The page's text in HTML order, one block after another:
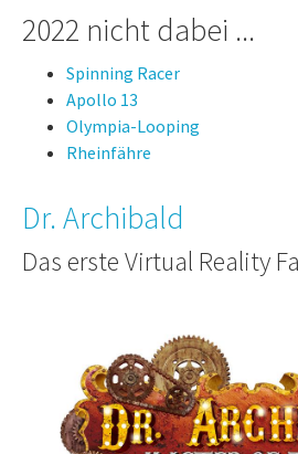
2022 nicht dabei ...
Spinning Racer
Apollo 13
Olympia-Looping
Rheinfähre
Dr. Archibald
Das erste Virtual Reality